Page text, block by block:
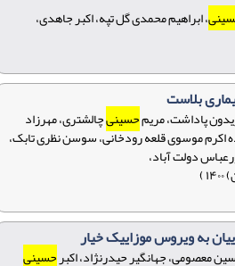
، ابراهیم محمدی گل تپه، اکبر جاهدی،
پاداشت، مریمحسینیچالشتری، مهرزاد
اکرم موسوی قلعه رودخانی، سوسن نظری تابک،
دولت آباد،
معصومی، جهانگیر حیدرنژاد، اکبرحسینی